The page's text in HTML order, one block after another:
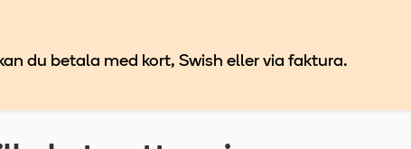
du betala med kort, Swish eller via faktura.